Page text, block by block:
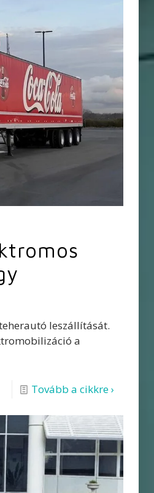
leszállítását.
a
Tovább a cikkre ›